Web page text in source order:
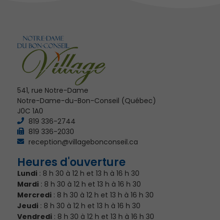
541, rue Notre-Dame
Notre-Dame-du-Bon-Conseil (Québec)
J0C 1A0
819 336-2744
819 336-2030
reception@villagebonconseil.ca
Heures d'ouverture
Lundi : 8 h 30 à 12 h et 13 h à 16 h 30
Mardi : 8 h 30 à 12 h et 13 h à 16 h 30
Mercredi : 8 h 30 à 12 h et 13 h à 16 h 30
Jeudi : 8 h 30 à 12 h et 13 h à 16 h 30
Vendredi : 8 h 30 à 12 h et 13 h à 16 h 30